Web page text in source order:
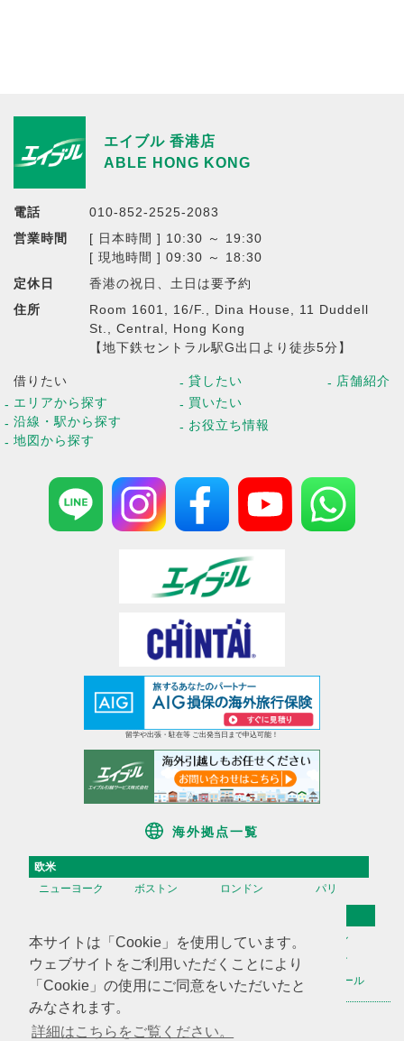
本サイトは「Cookie」を使用しています。
ウェブサイトをご利用いただくことにより
「Cookie」の使用にご同意をいただいたと
みなされます。
詳細はこちらをご覧ください。
エイブル 香港店
ABLE HONG KONG
電話
010-852-2525-2083
営業時間
[ 日本時間 ] 10:30 ～ 19:30
[ 現地時間 ] 09:30 ～ 18:30
定休日
香港の祝日、土日は要予約
住所
Room 1601, 16/F., Dina House, 11 Duddell
St., Central, Hong Kong
【地下鉄セントラル駅G出口より徒歩5分】
借りたい
エリアから探す
沿線・駅から探す
地図から探す
貸したい
買いたい
お役立ち情報
店舗紹介
留学や出張・駐在等 ご出発当日まで申込可能！
海外拠点一覧
欧米
ニューヨーク
ボストン ロンドン パリ
香港
台湾 高雄
ソウル
天津
上海 蘇州
深セン
広州
ハノイ マニラ シンガポール
海外不動産投資情報 海外CHINTAI